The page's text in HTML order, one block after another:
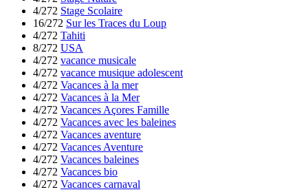
4/272 Stage Scolaire
16/272 Sur les Traces du Loup
4/272 Tahiti
8/272 USA
4/272 vacance musicale
4/272 vacance musique adolescent
4/272 Vacances à la mer
4/272 Vacances à la Mer
4/272 Vacances Açores Famille
4/272 Vacances avec les baleines
4/272 Vacances aventure
4/272 Vacances Aventure
4/272 Vacances baleines
4/272 Vacances bio
4/272 Vacances carnaval